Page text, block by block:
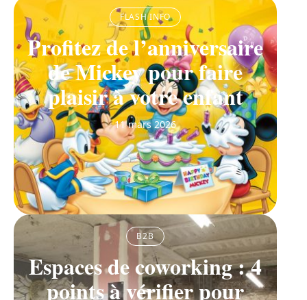
FLASH INFO
Profitez de l’anniversaire
de Mickey pour faire
plaisir à votre enfant
11 mars 2026
B2B
Espaces de coworking : 4
points à vérifier pour